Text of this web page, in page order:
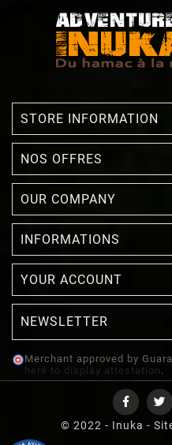
STORE INFORMATION
NOS OFFRES
OUR COMPANY
INFORMATIONS
YOUR ACCOUNT
NEWSLETTER
Merchant approved by
here to display attestation .
© 2022 - Inuka -